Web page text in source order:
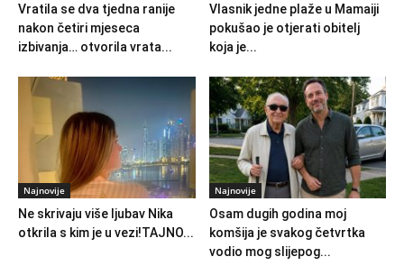
Vratila se dva tjedna ranije
nakon četiri mjeseca
izbivanja… otvorila vrata...
Vlasnik jedne plaže u Mamaiji
pokušao je otjerati obitelj
koja je...
Najnovije
Ne skrivaju više ljubav Nika
otkrila s kim je u vezi!TAJNO...
Najnovije
Osam dugih godina moj
komšija je svakog četvrtka
vodio mog slijepog...